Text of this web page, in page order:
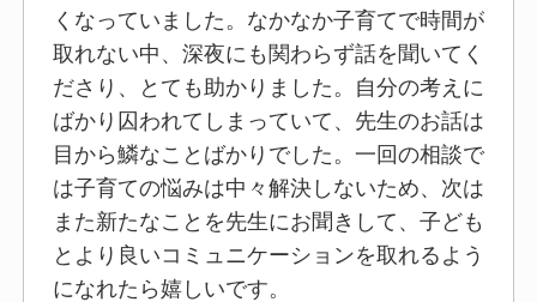
くなっていました。なかなか子育てで時間が
取れない中、深夜にも関わらず話を聞いてく
ださり、とても助かりました。自分の考えに
ばかり囚われてしまっていて、先生のお話は
目から鱗なことばかりでした。一回の相談で
は子育ての悩みは中々解決しないため、次は
また新たなことを先生にお聞きして、子ども
とより良いコミュニケーションを取れるよう
になれたら嬉しいです。